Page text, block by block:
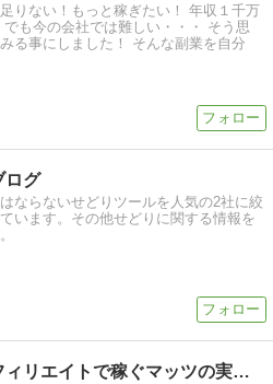
りない！もっと稼ぎたい！ 年収１千万
でも今の会社では難しい・・・ そう思
ました！ そんな副業を自分
ログ
ならないせどりツールを人気の2社に絞
います。その他せどりに関する情報を
アダルトアフィリエイトで稼ぐマッツの実践記